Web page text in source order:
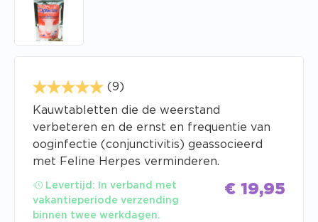
(9)
Kauwtabletten die de weerstand
verbeteren en de ernst en frequentie van
ooginfectie (conjunctivitis) geassocieerd
met Feline Herpes verminderen.
€ 19,95
Levertijd:
In verband met
vakantieperiode verzending
binnen twee werkdagen.